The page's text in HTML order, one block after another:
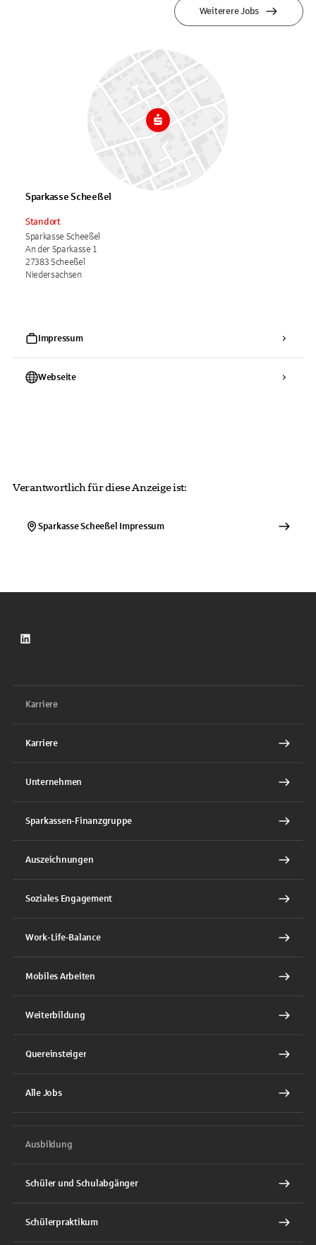
Weiterere Jobs
Sparkasse Scheeßel
Standort
Sparkasse Scheeßel
An der Sparkasse 1
27383 Scheeßel
Niedersachsen
Impressum
Webseite
Verantwortlich für diese Anzeige ist:
Sparkasse Scheeßel Impressum
LinkedIn
Karriere
Karriere
Unternehmen
Sparkassen-Finanzgruppe
Auszeichnungen
Soziales Engagement
Work-Life-Balance
Mobiles Arbeiten
Weiterbildung
Quereinsteiger
Alle Jobs
Ausbildung
Schüler und Schulabgänger
Schülerpraktikum